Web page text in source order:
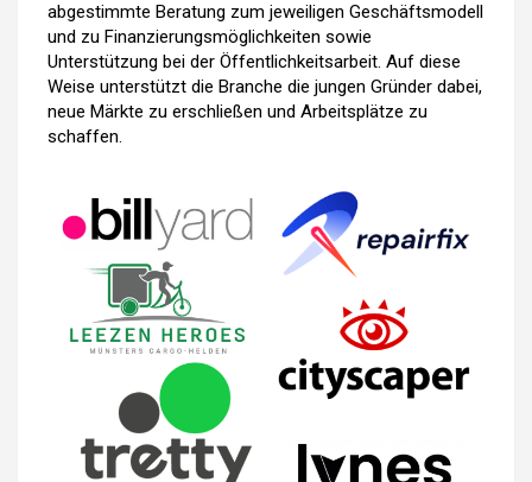
abgestimmte Beratung zum jeweiligen Geschäftsmodell
und zu Finanzierungsmöglichkeiten sowie
Unterstützung bei der Öffentlichkeitsarbeit. Auf diese
Weise unterstützt die Branche die jungen Gründer dabei,
neue Märkte zu erschließen und Arbeitsplätze zu
schaffen.